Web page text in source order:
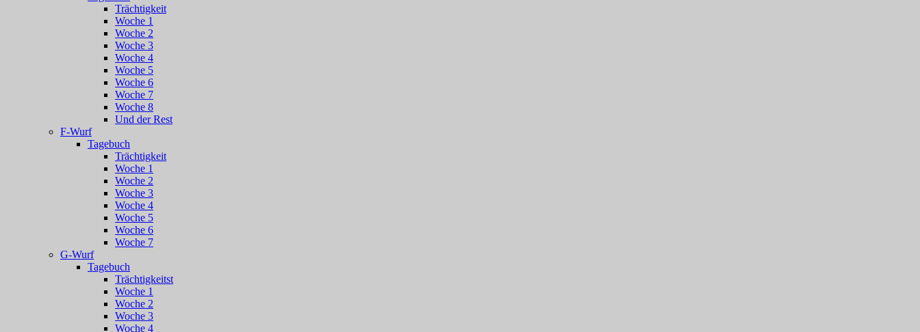
Trächtigkeit
Woche 1
Woche 2
Woche 3
Woche 4
Woche 5
Woche 6
Woche 7
Woche 8
Und der Rest
F-Wurf
Tagebuch
Trächtigkeit
Woche 1
Woche 2
Woche 3
Woche 4
Woche 5
Woche 6
Woche 7
G-Wurf
Tagebuch
Trächtigkeitst
Woche 1
Woche 2
Woche 3
Woche 4